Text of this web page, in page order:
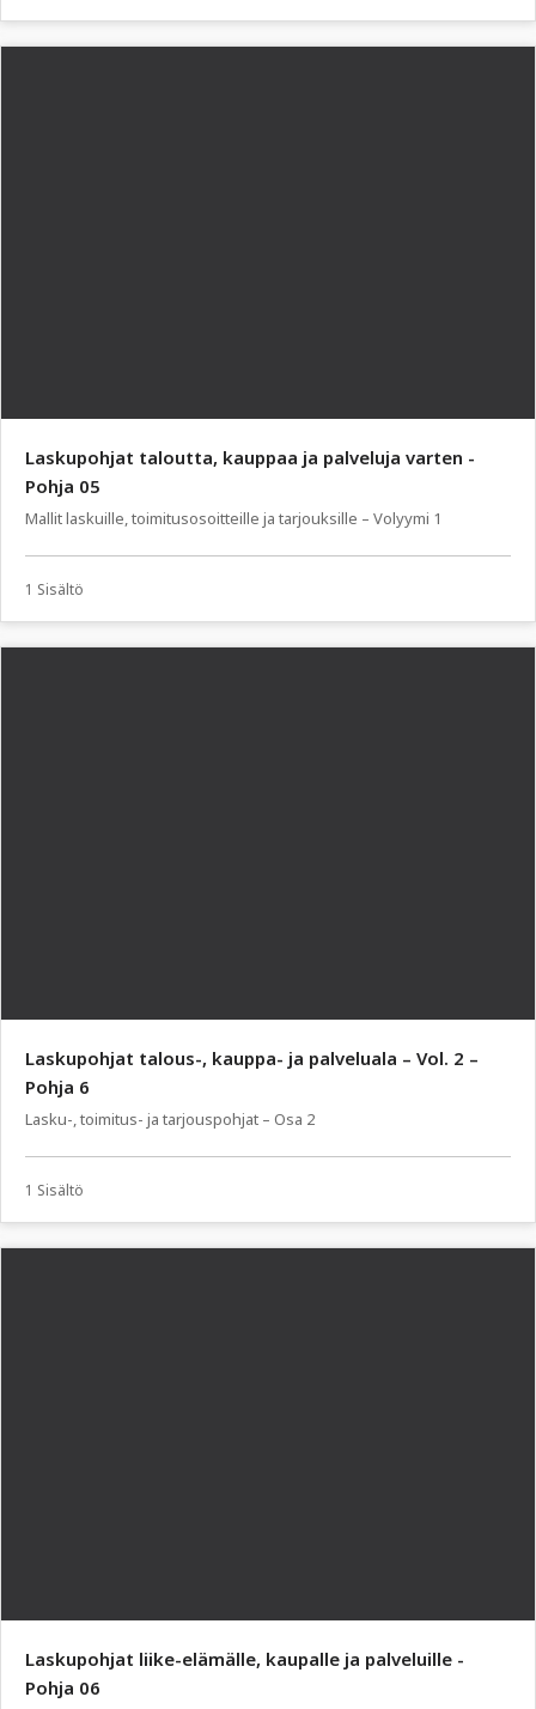
Laskupohjat taloutta, kauppaa ja palveluja varten -
Pohja 05
Mallit laskuille, toimitusosoitteille ja tarjouksille – Volyymi 1
1 Sisältö
Laskupohjat talous-, kauppa- ja palveluala – Vol. 2 –
Pohja 6
Lasku-, toimitus- ja tarjouspohjat – Osa 2
1 Sisältö
Laskupohjat liike-elämälle, kaupalle ja palveluille -
Pohja 06